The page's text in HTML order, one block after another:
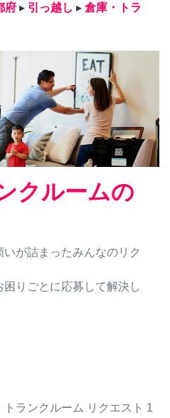
府 ▸ 引っ越し ▸ 倉庫・トラ
クルームの
が詰まったみんなのリク
りごとに応募して解決し
トランクルーム リクエスト 1